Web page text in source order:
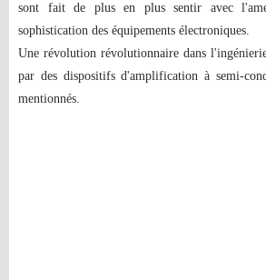
sont fait de plus en plus sentir avec
sophistication des équipements électroniques.
Une révolution révolutionnaire dans
par des dispositifs d'amplification à semi-
mentionnés.